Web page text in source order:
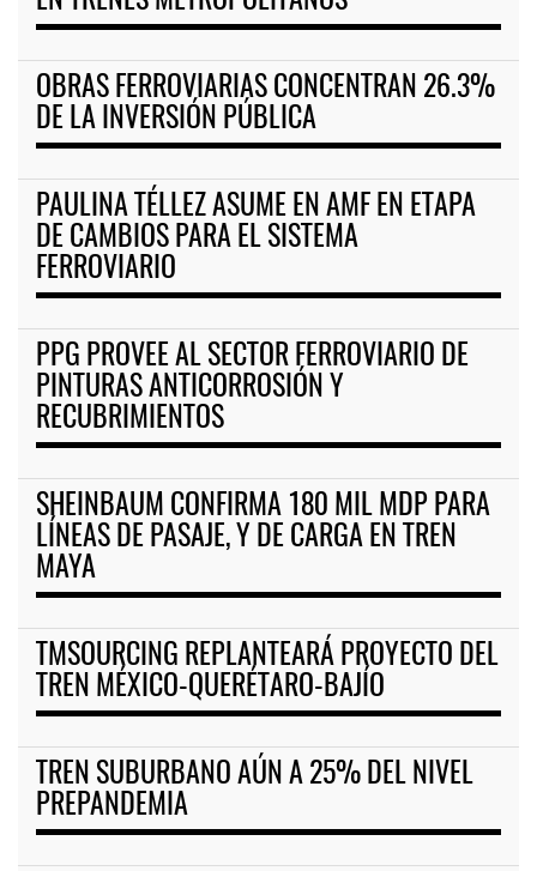
OBRAS FERROVIARIAS CONCENTRAN 26.3%
DE LA INVERSIÓN PÚBLICA
PAULINA TÉLLEZ ASUME EN AMF EN ETAPA
DE CAMBIOS PARA EL SISTEMA
FERROVIARIO
PPG PROVEE AL SECTOR FERROVIARIO DE
PINTURAS ANTICORROSIÓN Y
RECUBRIMIENTOS
SHEINBAUM CONFIRMA 180 MIL MDP PARA
LÍNEAS DE PASAJE, Y DE CARGA EN TREN
MAYA
TMSOURCING REPLANTEARÁ PROYECTO DEL
TREN MÉXICO-QUERÉTARO-BAJÍO
TREN SUBURBANO AÚN A 25% DEL NIVEL
PREPANDEMIA